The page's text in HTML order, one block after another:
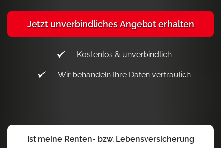
Jetzt unverbindliches Angebot erhalten
Kostenlos & unverbindlich
Wir behandeln Ihre Daten vertraulich
Ist meine Renten- bzw. Lebensversicherung